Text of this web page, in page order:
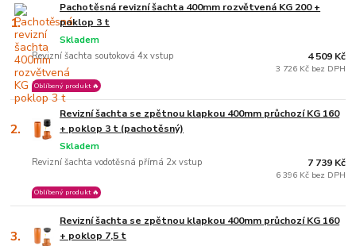
1.
Pachotěsná revizní šachta 400mm rozvětvená KG 200 +
poklop 3 t
Revizní šachta soutoková 4x vstup
Skladem
Oblíbený produkt 🔥
4 509 Kč
3 726 Kč bez DPH
2.
Revizní šachta se zpětnou klapkou 400mm průchozí KG 160
+ poklop 3 t (pachotěsný)
Revizní šachta vodotěsná přímá 2x vstup
Skladem
Oblíbený produkt 🔥
7 739 Kč
6 396 Kč bez DPH
3.
Revizní šachta se zpětnou klapkou 400mm průchozí KG 160
+ poklop 7,5 t